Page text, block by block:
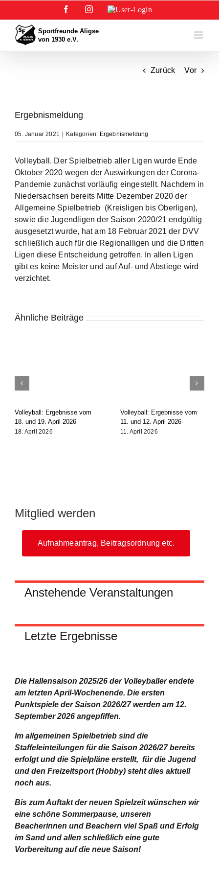
springen
FacebookInstagram
User-
Zurück Vor
Ergebnismeldung
05. Januar 2021 Kategorien: Ergebnismeldung
Volleyball. Der Spielbetrieb aller Ligen wurde Ende
Oktober 2020 wegen der Auswirkungen der Corona-
Pandemie zunächst vorläufig eingestellt. Nachdem in
Niedersachsen bereits Mitte Dezember 2020 der
Allgemeine Spielbetrieb (Kreisligen bis Oberligen),
sowie die Jugendligen der Saison 2020/21 endgültig
ausgesetzt wurde, hat am 18 Februar 2021 der DVV
schließlich auch für die Regionalligen und die Dritten
Ligen diese Entscheidung getroffen. In allen Ligen
gibt es keine Meister und auf Auf- und Abstiege wird
verzichtet.
Ähnliche Beiträge
Volleyball: Ergebnisse vom
18. und 19. April 2026
18. April 2026
Volleyball: Ergebnisse vom
11. und 12. April 2026
11. April 2026
Mitglied werden
Aufnahmeantrag, Beitragsordnung etc.
Anstehende Veranstaltungen
Letzte Ergebnisse
Die Hallensaison 2025/26 der Volleyballer endete
am letzten April-Wochenende. Die ersten
Punktspiele der Saison 2026/27 werden am 12.
September 2026 angepfiffen.
Im allgemeinen Spielbetrieb sind die
Staffeleinteilungen für die Saison 2026/27 bereits
erfolgt und die Spielpläne erstellt, für die Jugend
und den Freizeitsport (Hobby) steht dies aktuell
noch aus.
Bis zum Auftakt der neuen Spielzeit wünschen wir
eine schöne Sommerpause, unseren
Beacherinnen und Beachern viel Spaß und Erfolg
im Sand und allen schließlich eine gute
Vorbereitung auf die neue Saison!